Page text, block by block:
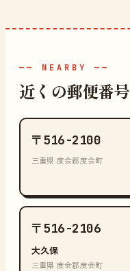
—— NEARBY ——
近くの郵便番号
〒516-2100
三重県 度会郡度会町
〒516-2106
大久保
三重県 度会郡度会町